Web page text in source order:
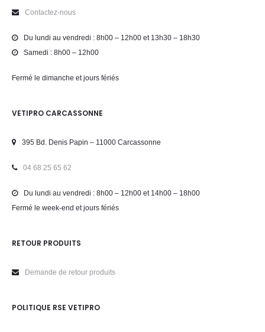
Contactez-nous
Du lundi au vendredi : 8h00 – 12h00 et 13h30 – 18h30
Samedi : 8h00 – 12h00
Fermé le dimanche et jours fériés
VETIPRO CARCASSONNE
395 Bd. Denis Papin – 11000 Carcassonne
04 68 25 65 62
Du lundi au vendredi : 8h00 – 12h00 et 14h00 – 18h00
Fermé le week-end et jours fériés
RETOUR PRODUITS
Demande de retour produits
POLITIQUE RSE VETIPRO